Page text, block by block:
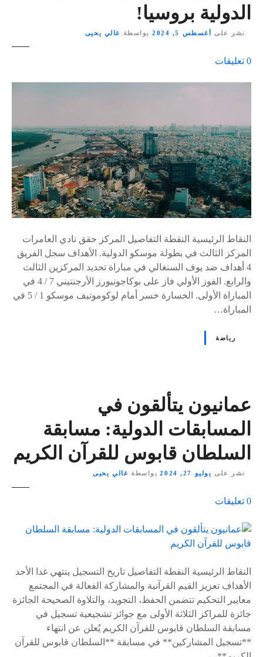
الدولية بروسيا!
نشر على أغسطس 5, 2024 بواسطة غالي يحيى
0 تعليقات
النقاط الرئيسية النقطة التفاصيل المركز حقق نادي العامرات
المركز الثالث في بطولة موسكو الدولية. الأهداف سجل الفريق
4 أهداف ضد يوف السنغالي في مباراة تحديد المركزين الثالث
والرابع. الفوز الأولي فاز على بوكاجونيورز الأرجنتيني 7 / 4 في
المباراة الأولى. الخسارة خسر أمام لوكوموتيف موسكو 1 / 5 في
المباراة…
رياضة
عمانيون يتألقون في
المسابقات الدولية: مسابقة
السلطان قابوس للقرآن الكريم
نشر على يوليو 27, 2024 بواسطة غالي يحيى
0 تعليقات
ى
٪
النقاط الرئيسية النقطة التفاصيل تاريخ التسجيل ينتهي غدا الأحد
الأهداف تعزيز القيم القرآنية والمشاركة الفعالة في المجتمع
معايير التحكيم تتضمن الحفظ، التجويد، والتلاوة الصحيحة الجائزة
جائزة للمراكز الثلاثة الأولى مع جوائز تشجيعية تسجيل في
مسابقة السلطان قابوس للقرآن الكريم يُعلن عن انتهاء
**تسجيل المشاركين** في مسابقة **السلطان قابوس للقرآن